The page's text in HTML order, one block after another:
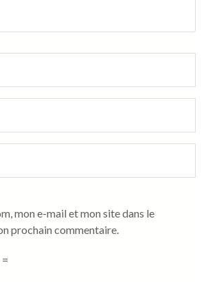
mon e-mail et mon site dans le
prochain commentaire.
=